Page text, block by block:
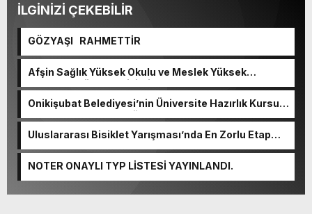
İLGİNİZİ ÇEKEBİLİR
GÖZYAŞI RAHMETTİR
Afşin Sağlık Yüksek Okulu ve Meslek Yüksek
Okulunda görev değişimi!
Onikişubat Belediyesi’nin Üniversite Hazırlık Kursu
başvurularında son gün 7 Ağustos.
Uluslararası Bisiklet Yarışması’nda En Zorlu Etap
NOTER ONAYLI TYP LİSTESİ YAYINLANDI.